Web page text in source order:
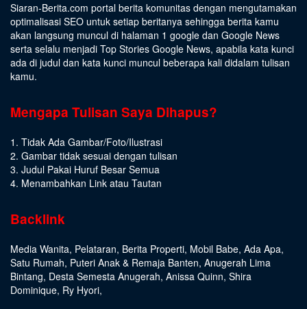
Siaran-Berita.com portal berita komunitas dengan mengutamakan
optimalisasi SEO untuk setiap beritanya sehingga berita kamu
akan langsung muncul di halaman 1 google dan Google News
serta selalu menjadi Top Stories Google News, apabila kata kunci
ada di judul dan kata kunci muncul beberapa kali didalam tulisan
kamu.
Mengapa Tulisan Saya Dihapus?
1. Tidak Ada Gambar/Foto/Ilustrasi
2. Gambar tidak sesuai dengan tulisan
3. Judul Pakai Huruf Besar Semua
4. Menambahkan Link atau Tautan
Backlink
Media Wanita, Pelataran, Berita Properti, Mobil Babe, Ada Apa,
Satu Rumah, Puteri Anak & Remaja Banten, Anugerah Lima
Bintang, Desta Semesta Anugerah, Anissa Quinn, Shira
Dominique, Ry Hyori,